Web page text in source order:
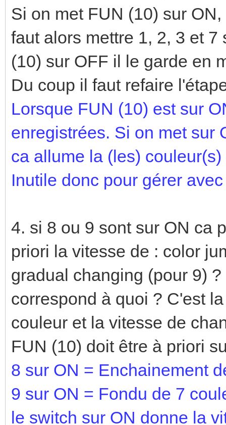
Si on met FUN (10) sur
faut alors mettre 1, 2, 3 et
(10) sur OFF il le garde en
Du coup il faut refaire
Lorsque FUN (10) est sur
enregistrées. Si on met sur
ca allume la (les)
Inutile donc pour gérer
4. si 8 ou 9 sont sur ON ca
priori la vitesse de : color
gradual changing (pour 9)
correspond à quoi ? C'est
couleur et la vitesse de
FUN (10) doit être à priori
8 sur ON = Enchainement
9 sur ON = Fondu de 7
le switch sur ON donne la